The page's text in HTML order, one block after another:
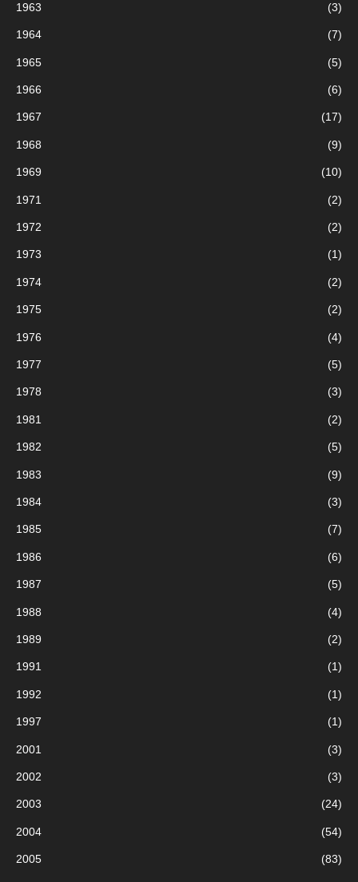
1963 (3)
1964 (7)
1965 (5)
1966 (6)
1967 (17)
1968 (9)
1969 (10)
1971 (2)
1972 (2)
1973 (1)
1974 (2)
1975 (2)
1976 (4)
1977 (5)
1978 (3)
1981 (2)
1982 (5)
1983 (9)
1984 (3)
1985 (7)
1986 (6)
1987 (5)
1988 (4)
1989 (2)
1991 (1)
1992 (1)
1997 (1)
2001 (3)
2002 (3)
2003 (24)
2004 (54)
2005 (83)